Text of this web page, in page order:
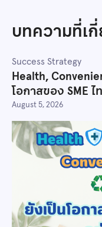
บทความที่เ
Success Strategy
Health,
โอกาสของ SME ไ
August 5, 2026